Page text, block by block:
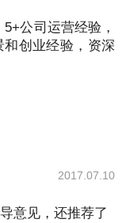
和精力分配的原
为了能够真实的
能够少走弯路，
图一枚，帮各位
略的目标的定义:
标；
、营销各环节，
绩效各维度进行
公司运营经验，
创业经验，资深
2017.07.10
意见，还推荐了